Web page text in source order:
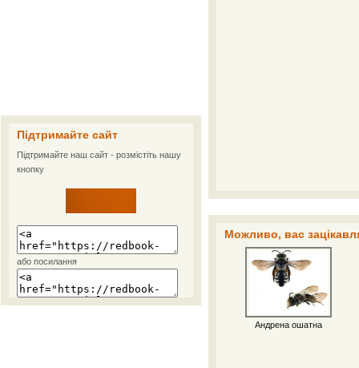
Підтримайте сайт
Підтримайте наш сайт - розмістіть нашу
кнопку
або посилання
Можливо, вас
Андрена ошатна